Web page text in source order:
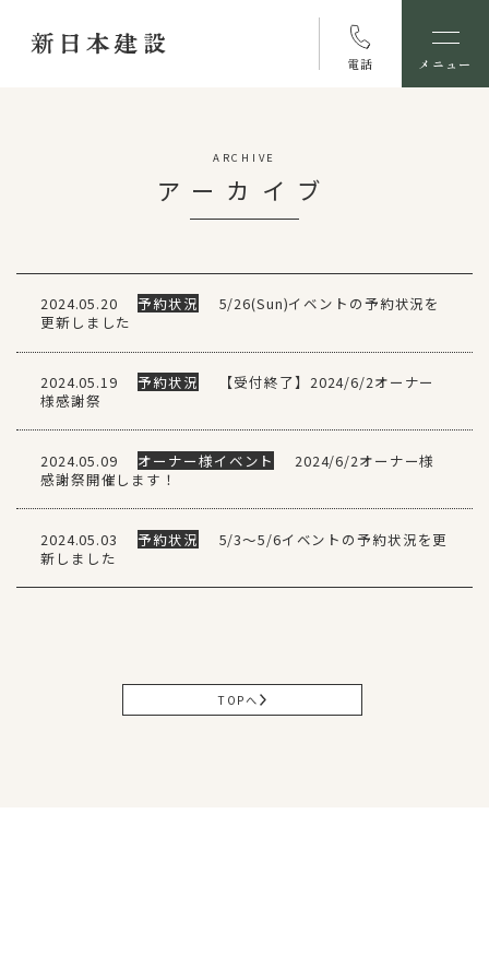
電話 メニュー
ARCHIVE
アーカイブ
2024.05.20 予約状況
5/26(Sun)イベントの予約状況を
更新しました
2024.05.19 予約状況
【受付終了】2024/6/2オーナー
様感謝祭
2024.05.09 オーナー様イベント
2024/6/2オーナー様
感謝祭開催します！
2024.05.03 予約状況
5/3～5/6イベントの予約状況を更
新しました
TOPへ